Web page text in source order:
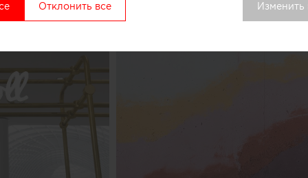
Отклонить все Изменить